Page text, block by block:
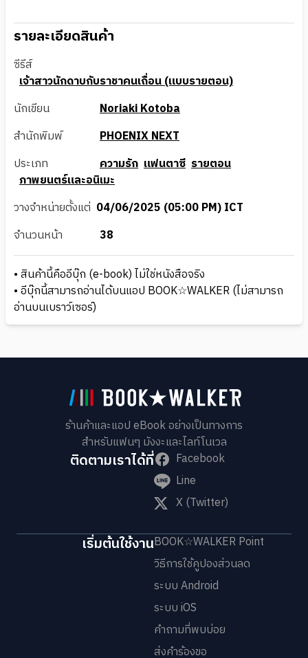
รายละเอียดสินค้า
ซีรีส์
เจ้าสาวนักดาบกับราชาคนเถื่อน (แบบรายตอน)
นักเขียน
Noriaki Kotoba
สำนักพิมพ์
PHOENIX NEXT
ประเภท
ความรัก แฟนตาซี รายตอน
ภาพยนตร์และอนิเมะ
วางจำหน่ายตั้งแต่ 04/06/2025 (05:00 PM) ICT
จำนวนหน้า
38
• สินค้านี้คืออีบุ๊ก (e-book) ไม่ใช่หนังสือจริง
• อีบุ๊กนี้สามารถอ่านได้บนแอป BOOK☆WALKER (ไม่สามารถ
อ่านบนเบราว์เซอร์)
ร้านค้าและแอป eBook อย่างเป็นทางการ
สำหรับแฟนๆ มังงะและไลท์โนเวล
ติดตามเราได้ที่
Facebook
Line
X (Twitter)
เริ่มต้นใช้งานBOOK☆WALKER Point
วิธีการใช้คูปองส่วนลด
ระบบ Android
ระบบ iOS
คำถามที่พบบ่อย
ส่งคำร้องขอ